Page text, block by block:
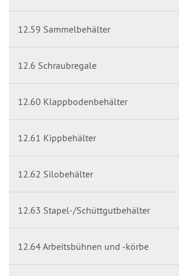
12.59 Sammelbehälter
12.6 Schraubregale
12.60 Klappbodenbehälter
12.61 Kippbehälter
12.62 Silobehälter
12.63 Stapel-/Schüttgutbehälter
12.64 Arbeitsbühnen und -körbe